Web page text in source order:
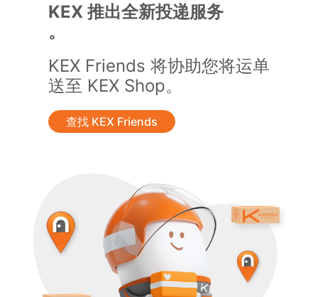
KEX 推出全新投递服务
。
KEX Friends 将协助您将运单
送至 KEX Shop。
查找 KEX Friends